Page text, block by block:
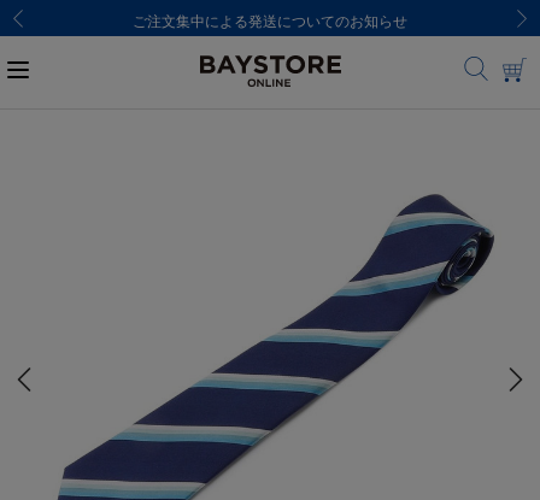
ご注文集中による発送についてのお知らせ